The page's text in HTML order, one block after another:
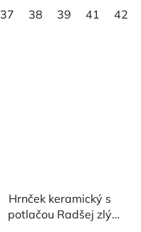
37 38 39 41 42
Hrnček keramický s
potlačou Radšej zlý